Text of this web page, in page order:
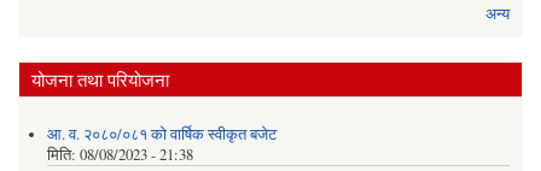
अन्य
योजना तथा परियोजना
आ. व. २०८०/०८१ को वार्षिक स्वीकृत बजेट
मिति: 08/08/2023 - 21:38